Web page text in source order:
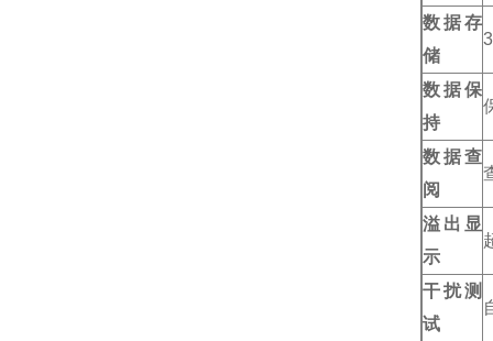
数据存
储
数据保
持
数据查
阅
溢出显
示
干扰测
试